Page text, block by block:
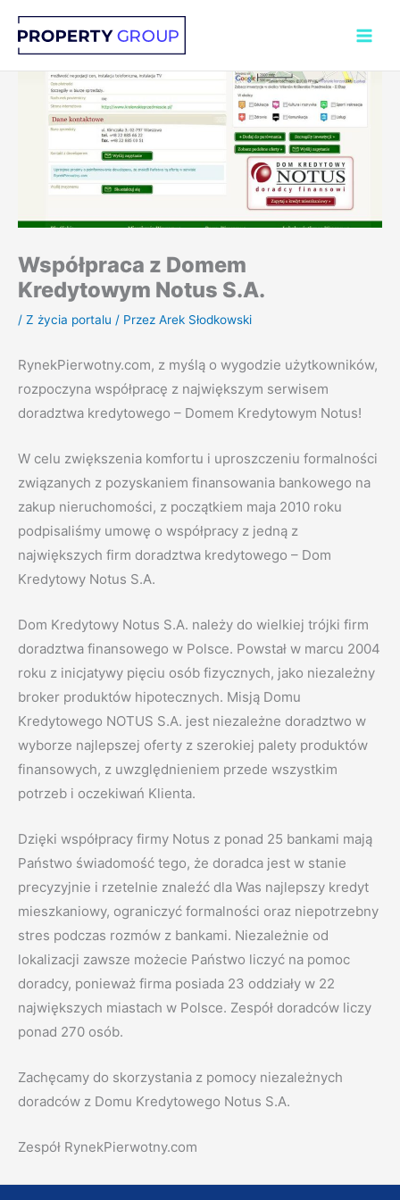
treści
Współpraca z Domem
Kredytowym Notus S.A.
/ Z życia portalu / Przez Arek Słodkowski
RynekPierwotny.com, z myślą o wygodzie użytkowników,
rozpoczyna współpracę z największym serwisem
doradztwa kredytowego – Domem Kredytowym Notus!
W celu zwiększenia komfortu i uproszczeniu formalności
związanych z pozyskaniem finansowania bankowego na
zakup nieruchomości, z początkiem maja 2010 roku
podpisaliśmy umowę o współpracy z jedną z
największych firm doradztwa kredytowego – Dom
Kredytowy Notus S.A.
Dom Kredytowy Notus S.A. należy do wielkiej trójki firm
doradztwa finansowego w Polsce. Powstał w marcu 2004
roku z inicjatywy pięciu osób fizycznych, jako niezależny
broker produktów hipotecznych. Misją Domu
Kredytowego NOTUS S.A. jest niezależne doradztwo w
wyborze najlepszej oferty z szerokiej palety produktów
finansowych, z uwzględnieniem przede wszystkim
potrzeb i oczekiwań Klienta.
Dzięki współpracy firmy Notus z ponad 25 bankami mają
Państwo świadomość tego, że doradca jest w stanie
precyzyjnie i rzetelnie znaleźć dla Was najlepszy kredyt
mieszkaniowy, ograniczyć formalności oraz niepotrzebny
stres podczas rozmów z bankami. Niezależnie od
lokalizacji zawsze możecie Państwo liczyć na pomoc
doradcy, ponieważ firma posiada 23 oddziały w 22
największych miastach w Polsce. Zespół doradców liczy
ponad 270 osób.
Zachęcamy do skorzystania z pomocy niezależnych
doradców z Domu Kredytowego Notus S.A.
Zespół RynekPierwotny.com